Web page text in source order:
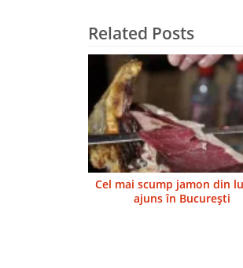
Related Posts
Cel mai scump jamon din
ajuns în Bucureşti